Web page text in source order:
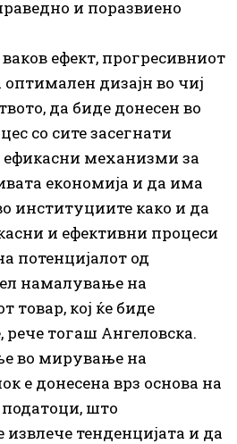
и поразвиено
ефект, прогресивниот
дизајн во чиј
да биде донесен во
со сите засегнати
ефикасни механизми за
економија и да има
институциите како и да
и ефективни процеси
потенцијалот од
намалување на
товар, кој ќе биде
рече тогаш Ангеловска.
во мирување на
е донесена врз основа на
што
тенденцијата и да